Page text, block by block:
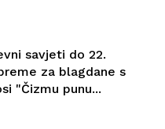
savjeti do 22.
za blagdane s
"Čizmu punu...